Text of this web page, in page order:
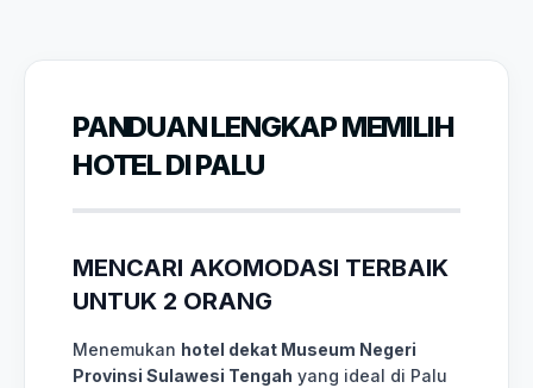
PANDUAN LENGKAP MEMILIH
HOTEL DI PALU
MENCARI AKOMODASI TERBAIK
UNTUK 2 ORANG
Menemukan hotel dekat Museum Negeri
Provinsi Sulawesi Tengah yang ideal di Palu